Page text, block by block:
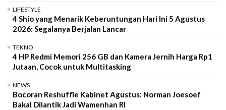
LIFESTYLE
4 Shio yang Menarik Keberuntungan Hari Ini 5 Agustus
2026: Segalanya Berjalan Lancar
TEKNO
4 HP Redmi Memori 256 GB dan Kamera Jernih Harga Rp1
Jutaan, Cocok untuk Multitasking
NEWS
Bocoran Reshuffle Kabinet Agustus: Norman Joesoef
Bakal Dilantik Jadi Wamenhan RI